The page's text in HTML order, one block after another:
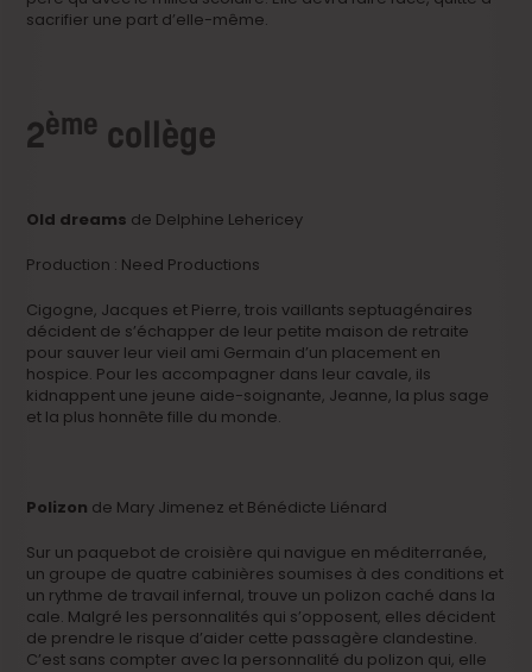
sacrifier une part d’elle-même.
2ème collège
Old dreams de Delphine Lehericey
Production : Need Productions
Cigogne, Jacques et Pierre, trois vaillants septuagénaires
décident de s’échapper de leur petite maison de retraite
pour sauver leur vieil ami Germain d’un placement en
hospice. Pour les accompagner dans leur cavale, ils
kidnappent une jeune aide-soignante, Jeanne, la plus sage
et la plus honnête fille du monde.
Polizon de Mary Jimenez et Bénédicte Liénard
Sur un paquebot de croisière qui navigue en méditerranée,
un groupe de quatre cabinières soumises à des conditions et
un rythme de travail infernal, trouve un polizon caché dans la
cale. Malgré les personnalités qui s’opposent, elles décident
de prendre le risque d’aider cette passagère clandestine.
C’est sans compter avec la personnalité du polizon qui, elle